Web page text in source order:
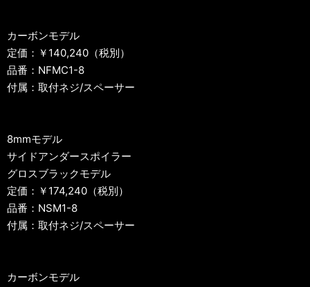
カーボンモデル
定価：￥140,240（税別）
品番：NFMC1-8
付属：取付ネジ/スペーサー
8mmモデル
サイドアンダースポイラー
グロスブラックモデル
定価：￥174,240（税別）
品番：NSM1-8
付属：取付ネジ/スペーサー
カーボンモデル